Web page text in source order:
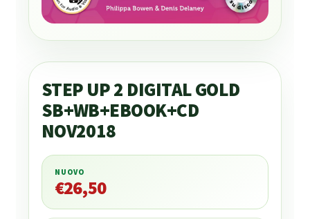
STEP UP 2 DIGITAL GOLD
SB+WB+EBOOK+CD
NOV2018
26,50
NUOVO
€26,50